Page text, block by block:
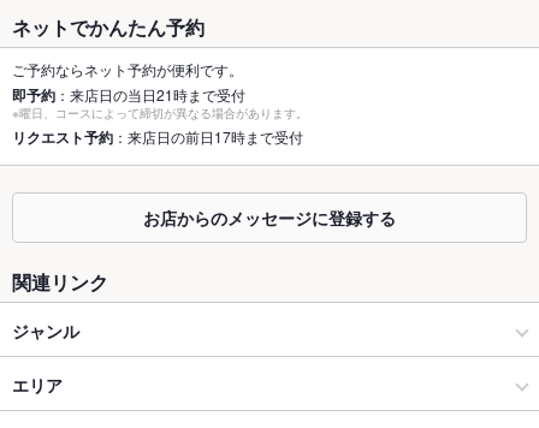
容人数
個室 あり
座敷 なし
掘りごたつ なし
貸切 貸切可 ：（20人以下可）
設備
ネットでかんたん予約
ご予約ならネット予約が便利です。
即予約 ：来店日の当日21時まで受付
※曜日、コースによって締切が異なる場合があります。
リクエスト予約 ：来店日の前日17時まで受付
お店からのメッセージに登録する
関連リンク
ジャンル
イタリアン・フレンチ
エリア